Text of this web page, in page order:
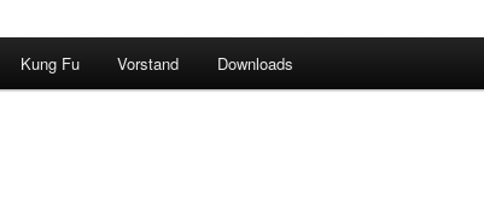
Kung Fu Vorstand Downloads